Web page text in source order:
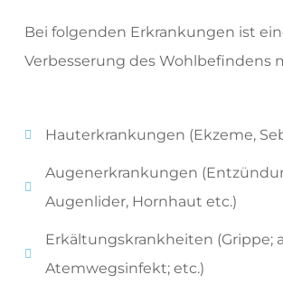
Bei folgenden Erkrankungen ist
Verbesserung des Wohlbefindens
Hauterkrankungen (Ekzeme,
Augenerkrankungen
Augenlider, Hornhaut etc.)
Erkältungskrankheiten (Grippe;
Atemwegsinfekt; etc.)